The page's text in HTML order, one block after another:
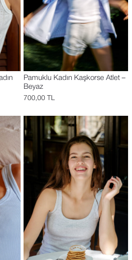
Pamuklu Kadın Kaşkorse Atlet –
Beyaz
700,00 TL